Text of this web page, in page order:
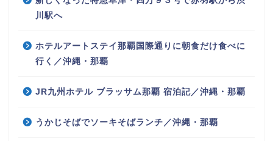
川駅へ
ホテルアートステイ那覇国際通りに朝食だけ食べに
行く／沖縄・那覇
JR九州ホテル ブラッサム那覇 宿泊記／沖縄・那覇
うかじそばでソーキそばランチ／沖縄・那覇